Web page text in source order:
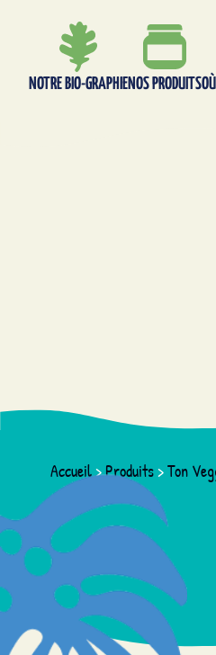
NOTRE BIO-GRAPHIENOS PRODUITS
Accueil>Produits>Ton